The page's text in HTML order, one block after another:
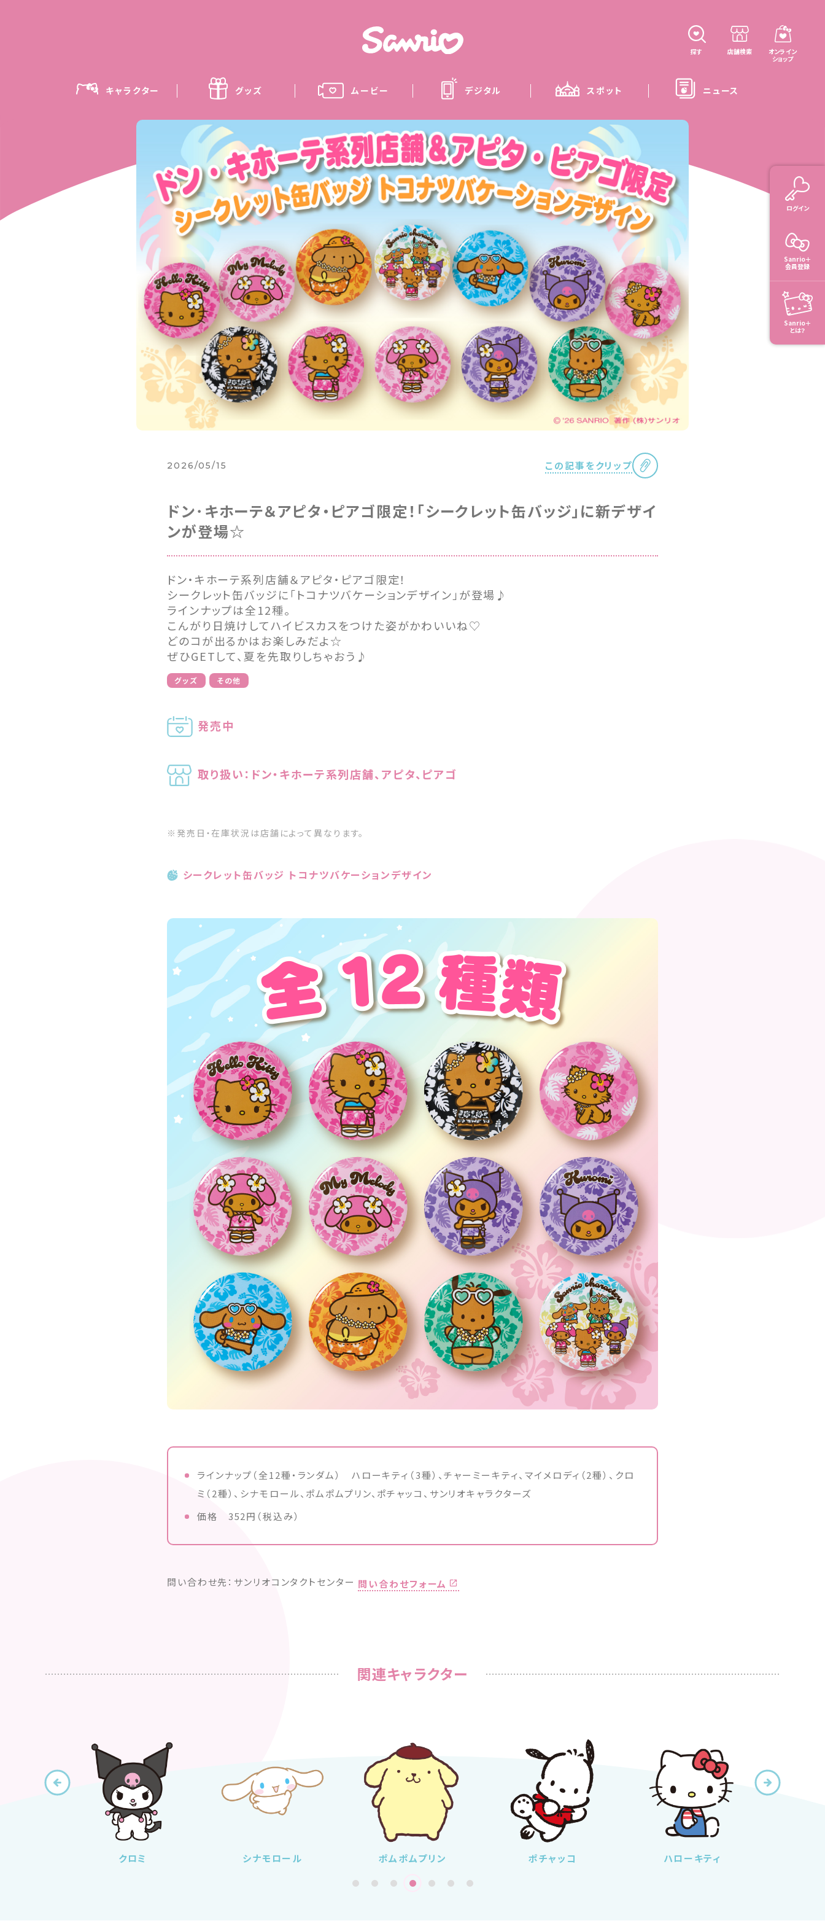
ログイン
Sanrio＋
会員登録
Sanrio＋
とは？
探す 店舗検索
オンライン
ショップ
キャラクター グッズ ムービー デジタル スポット ニュース
2026/05/15 この記事をクリップ
ドン･キホーテ＆アピタ・ピアゴ限定！「シークレット缶バッジ」に新デザイ
ンが登場☆
ドン・キホーテ系列店舗＆アピタ・ピアゴ限定！
シークレット缶バッジに「トコナツバケーションデザイン」が登場♪
ラインナップは全12種。
こんがり日焼けしてハイビスカスをつけた姿がかわいいね♡
どのコが出るかはお楽しみだよ☆
ぜひGETして、夏を先取りしちゃおう♪
グッズ その他
発売中
取り扱い：ドン・キホーテ系列店舗、アピタ、ピアゴ
※発売日・在庫状況は店舗によって異なります。
シークレット缶バッジ トコナツバケーションデザイン
ラインナップ（全12種・ランダム） ハローキティ（3種）、チャーミーキティ、マイメロディ（2種）、クロ
ミ（2種）、シナモロール、ポムポムプリン、ポチャッコ、サンリオキャラクターズ
価格 352円（税込み）
問い合わせ先： サンリオコンタクトセンター 問い合わせフォーム
関連キャラクター
クロミ シナモロール ポムポムプリン ポチャッコ ハローキティ